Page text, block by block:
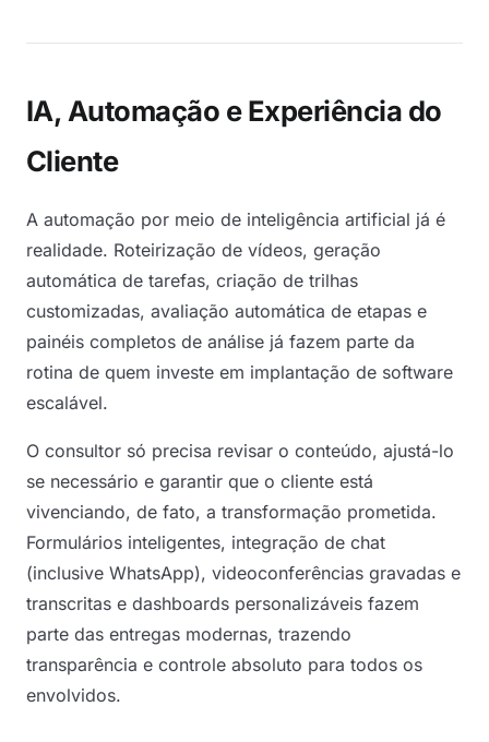
IA, Automação e Experiência do
Cliente
A automação por meio de inteligência artificial já é
realidade. Roteirização de vídeos, geração
automática de tarefas, criação de trilhas
customizadas, avaliação automática de etapas e
painéis completos de análise já fazem parte da
rotina de quem investe em implantação de software
escalável.
O consultor só precisa revisar o conteúdo, ajustá-lo
se necessário e garantir que o cliente está
vivenciando, de fato, a transformação prometida.
Formulários inteligentes, integração de chat
(inclusive WhatsApp), videoconferências gravadas e
transcritas e dashboards personalizáveis fazem
parte das entregas modernas, trazendo
transparência e controle absoluto para todos os
envolvidos.